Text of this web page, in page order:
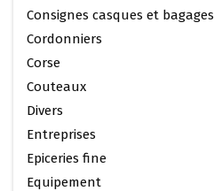
Consignes casques et bagages
Cordonniers
Corse
Couteaux
Divers
Entreprises
Epiceries fine
Equipement